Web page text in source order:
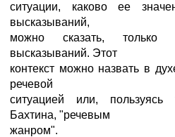
ситуации, каково ее
высказываний,
можно сказать, только
высказываний. Этот
контекст можно назвать в
речевой
ситуацией или,
Бахтина, "речевым
жанром".